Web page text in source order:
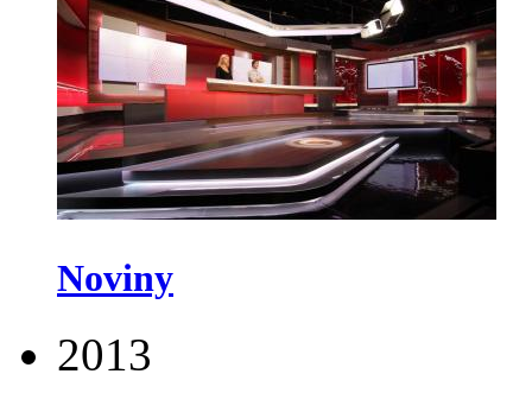
Noviny
2013